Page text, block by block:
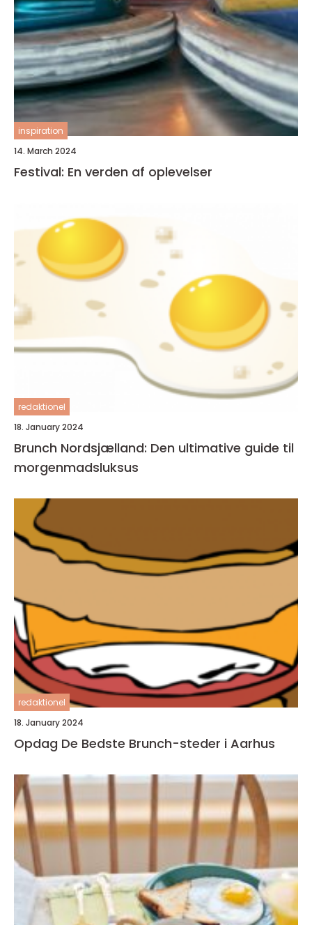
inspiration
14. March 2024
Festival: En verden af oplevelser
redaktionel
18. January 2024
Brunch Nordsjælland: Den ultimative guide til
morgenmadsluksus
redaktionel
18. January 2024
Opdag De Bedste Brunch-steder i Aarhus